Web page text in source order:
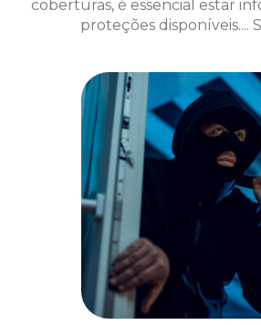
Segurança em
Recentes Expõem
Reforçam Necessidade
Preventivas
Adolescente de 17 anos causa